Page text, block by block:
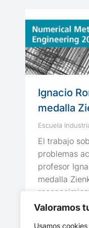
Valoramos
Usamos
Ignacio
medalla
Escuela
El trabajo
problemas
profesor
medalla
investigación